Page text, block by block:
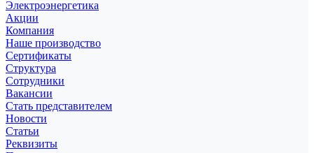
Электроэнергетика
Акции
Компания
Наше производство
Сертификаты
Структура
Сотрудники
Вакансии
Стать представителем
Новости
Статьи
Реквизиты